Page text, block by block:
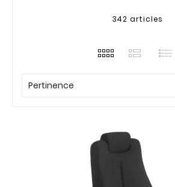
342 articles
Pertinence